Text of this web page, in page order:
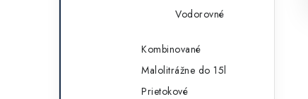
Vodorovné
Kombinované
Malolitrážne do 15l
Prietokové